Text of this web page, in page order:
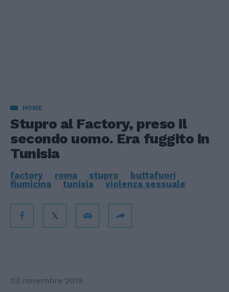
HOME
Stupro al Factory, preso il
secondo uomo. Era fuggito in
Tunisia
factory roma stupro
buttafuori
fiumicina
tunisia violenza sessuale
03 novembre 2019